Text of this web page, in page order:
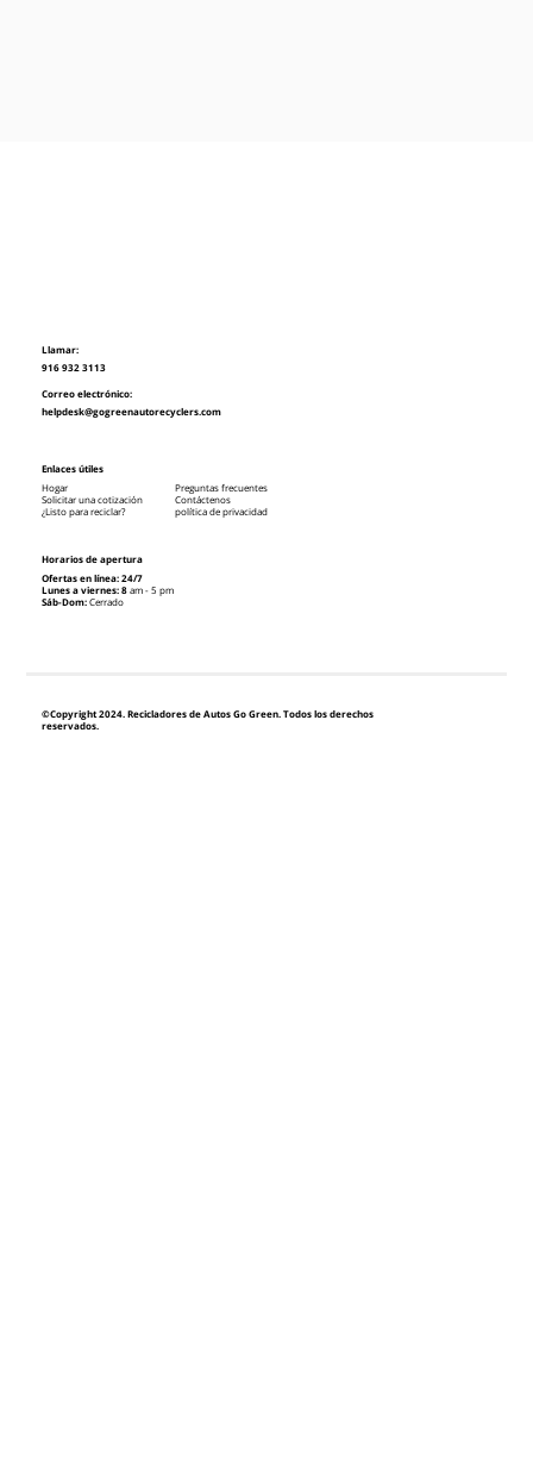
©Copyright 2024. Recicladores de Autos Go Green. Todos los derechos
reservados.
Llamar:
916 932 3113
Correo electrónico:
helpdesk@gogreenautorecyclers.com
Horarios de apertura
Ofertas en línea: 24/7
Lunes a viernes: 8am - 5 pm
Sáb-Dom:Cerrado
Enlaces útiles
Hogar
Solicitar una cotización
¿Listo para reciclar?
Preguntas frecuentes
Contáctenos
política de privacidad